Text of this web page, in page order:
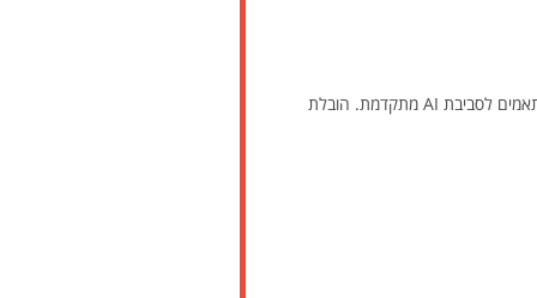
דרוש/ה מנהל/ת פיתוח ותשתית נתונים להובלת צוותי פיתוח התשתית הארגונית ולעבודה על פי סטנדרטי פיתוח מודרניים, מותאמים לסביבת AI מתקדמת. הובלת